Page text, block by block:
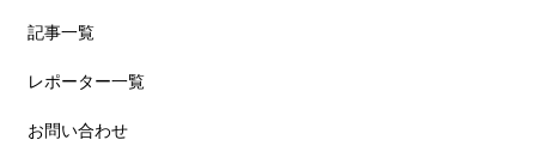
記事一覧
レポーター一覧
お問い合わせ